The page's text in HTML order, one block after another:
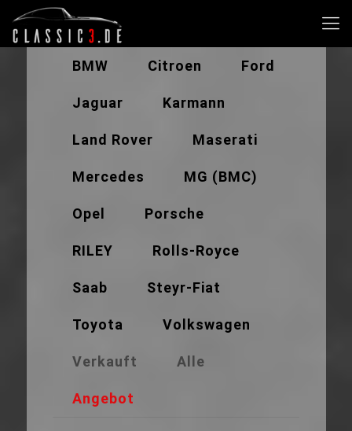
BMW Citroen Ford
Jaguar Karmann
Land Rover Maserati
Mercedes MG (BMC)
Opel Porsche
RILEY Rolls-Royce
Saab Steyr-Fiat
Toyota Volkswagen
Verkauft Alle
Angebot